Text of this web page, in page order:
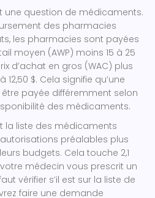
une question de médicaments.
des pharmacies
les pharmacies sont payées
moyen (AWP) moins 15 à 25
d’achat en gros (WAC) plus
$. Cela signifie qu’une
payée différemment selon
des médicaments.
la liste des médicaments
préalables plus
budgets. Cela touche 2,1
médecin vous prescrit un
vérifier s’il est sur la liste de
faire une demande